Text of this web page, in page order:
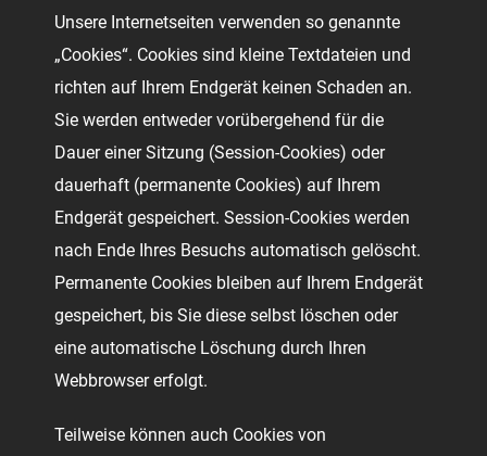
Unsere Internetseiten verwenden so genannte
„Cookies“. Cookies sind kleine Textdateien und
richten auf Ihrem Endgerät keinen Schaden an.
Sie werden entweder vorübergehend für die
Dauer einer Sitzung (Session-Cookies) oder
dauerhaft (permanente Cookies) auf Ihrem
Endgerät gespeichert. Session-Cookies werden
nach Ende Ihres Besuchs automatisch gelöscht.
Permanente Cookies bleiben auf Ihrem Endgerät
gespeichert, bis Sie diese selbst löschen oder
eine automatische Löschung durch Ihren
Webbrowser erfolgt.
Teilweise können auch Cookies von